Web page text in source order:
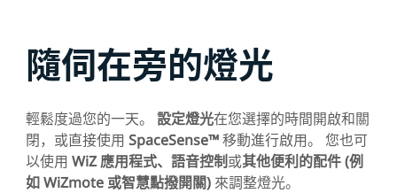
隨伺在旁的燈光
輕鬆度過您的一天。 設定燈光在您選擇的時間開啟和關
閉，或直接使用 SpaceSense™移動進行啟用。 您也可
以使用 WiZ 應用程式、語音控制或其他便利的配件 (例
如 WiZmote 或智慧點撥開關)來調整燈光。